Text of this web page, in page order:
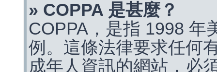
» COPPA 是甚麼？
COPPA，是指 1998 年
例。這條法律要求任何
成年人資訊的網站，必